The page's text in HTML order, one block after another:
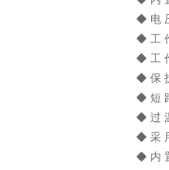
◆ 电
◆ 工
◆ 工
◆ 保
◆ 短
◆ 过
◆ 采
◆ 内